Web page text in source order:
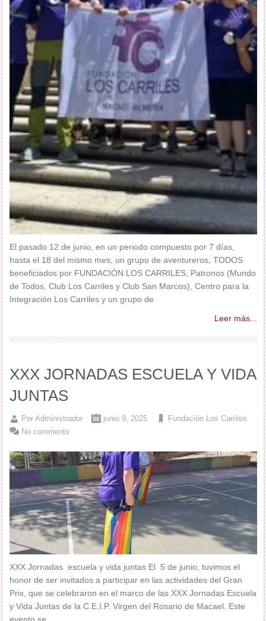
El pasado 12 de junio, en un periodo compuesto por 7 días,
hasta el 18 del mismo mes, un grupo de aventureros, TODOS
beneficiados por FUNDACIÓN LOS CARRILES, Patronos (Mundo
de Todos, Club Los Carriles y Club San Marcos), Centro para la
Integración Los Carriles y un grupo de
Leer más...
XXX JORNADAS ESCUELA Y VIDA
JUNTAS
PorAdministrador junio 9, 2025
Fundación Los Carriles
No comments
XXX Jornadas escuela y vida juntas El 5 de junio, tuvimos el
honor de ser invitados a participar en las actividades del Gran
Prix, que se celebraron en el marco de las XXX Jornadas Escuela
y Vida Juntas de la C.E.I.P. Virgen del Rosario de Macael. Este